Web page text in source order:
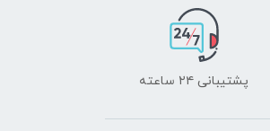
پشتیبانی ۲۴ ساعته